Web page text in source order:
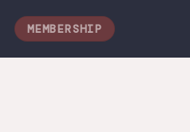
MEMBERSHIP